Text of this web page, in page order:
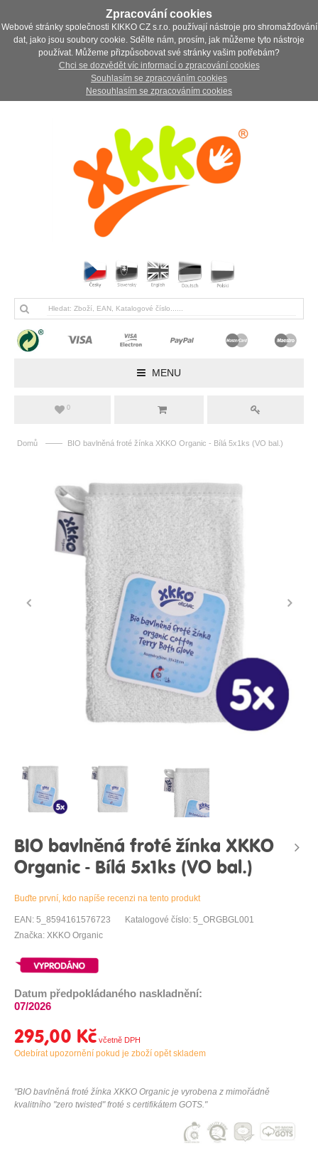
Zpracování cookies
Webové stránky společnosti KIKKO CZ s.r.o. používají nástroje pro shromažďování
dat, jako jsou soubory cookie. Sdělte nám, prosím, jak můžeme tyto nástroje
používat. Můžeme přizpůsobovat své stránky vašim potřebám?
Chci se dozvědět víc informací o zpracování cookies
Souhlasím se zpracováním cookies
Nesouhlasím se zpracováním cookies
MENU
0
Domů —— BIO bavlněná froté žínka XKKO Organic - Bílá 5x1ks (VO bal.)
BIO bavlněná froté žínka XKKO
Organic - Bílá 5x1ks (VO bal.)
Buďte první, kdo napíše recenzi na tento produkt
EAN: 5_8594161576723
Katalogové číslo: 5_ORGBGL001
Značka: XKKO Organic
Datum předpokládaného naskladnění:
07/2026
295,00 Kč
Odebírat upozornění pokud je zboží opět skladem
"BIO bavlněná froté žínka XKKO Organic je vyrobena z mimořádně
kvalitního "zero twisted" froté s certifikátem GOTS."